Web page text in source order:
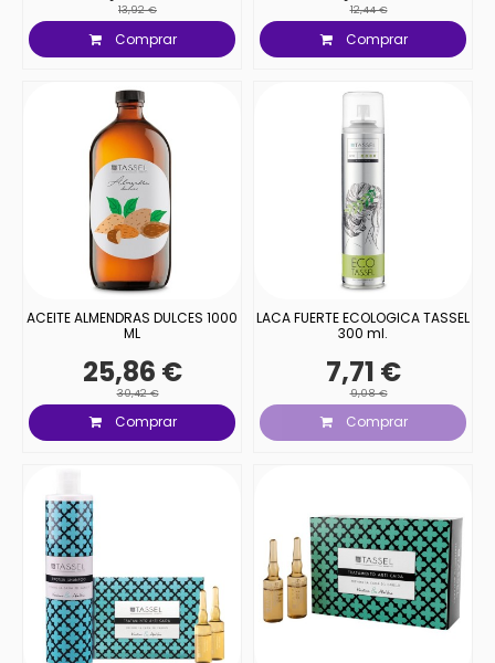
13,92 €
Comprar
12,44 €
Comprar
ACEITE ALMENDRAS DULCES 1000
ML
25,86 €
30,42 €
Comprar
LACA FUERTE ECOLOGICA TASSEL
300 ml.
7,71 €
9,08 €
Comprar